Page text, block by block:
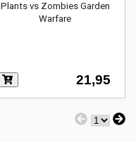
Plants vs Zombies Garden
Warfare
21,95